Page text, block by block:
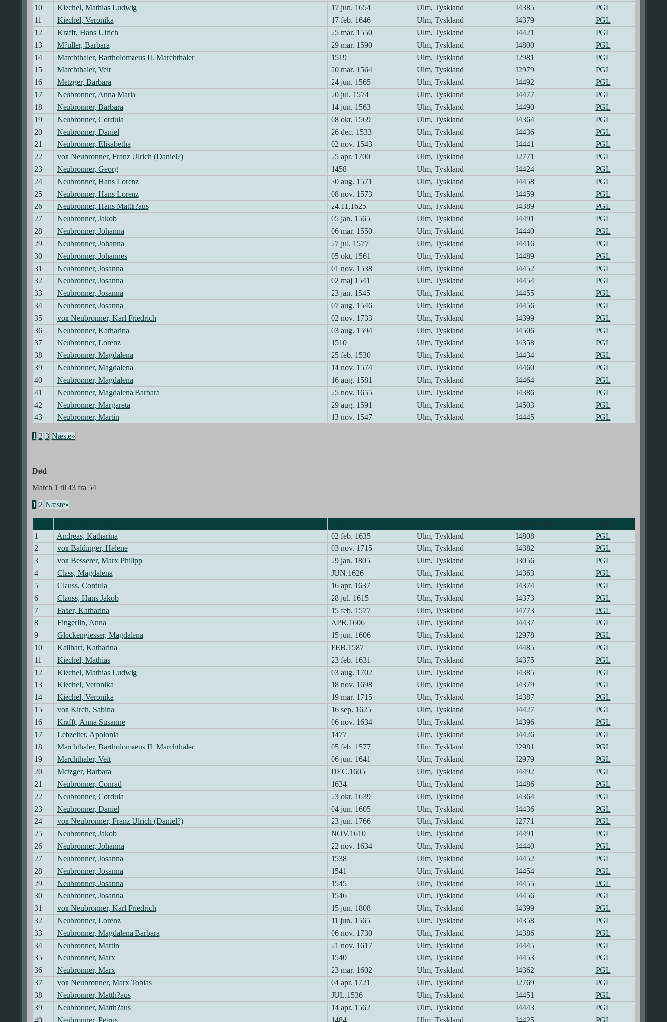
10
Kiechel, Mathias Ludwig 17 jun. 1654 Ulm, Tyskland I4385
PGL
11
Kiechel, Veronika 17 feb. 1646 Ulm, Tyskland I4379
PGL
12
Krafft, Hans Ulrich 25 mar. 1550 Ulm, Tyskland I4421
PGL
13
M?uller, Barbara 29 mar. 1590 Ulm, Tyskland I4800
PGL
14
Marchthaler, Bartholomaeus II. Marchthaler 1519 Ulm, Tyskland I2981
PGL
15
Marchthaler, Veit 20 mar. 1564 Ulm, Tyskland I2979
PGL
16
Metzger, Barbara 24 jun. 1565 Ulm, Tyskland I4492
PGL
17
Neubronner, Anna Maria 20 jul. 1574 Ulm, Tyskland I4477
PGL
18
Neubronner, Barbara 14 jun. 1563 Ulm, Tyskland I4490
PGL
19
Neubronner, Cordula 08 okt. 1569 Ulm, Tyskland I4364
PGL
20
Neubronner, Daniel 26 dec. 1533 Ulm, Tyskland I4436
PGL
21
Neubronner, Elisabetha 02 nov. 1543 Ulm, Tyskland I4441
PGL
22
von Neubronner, Franz Ulrich (Daniel?) 25 apr. 1700 Ulm, Tyskland I2771
PGL
23
Neubronner, Georg 1458 Ulm, Tyskland I4424
PGL
24
Neubronner, Hans Lorenz 30 aug. 1571 Ulm, Tyskland I4458
PGL
25
Neubronner, Hans Lorenz 08 nov. 1573 Ulm, Tyskland I4459
PGL
26
Neubronner, Hans Matth?aus 24.11,1625 Ulm, Tyskland I4389
PGL
27
Neubronner, Jakob 05 jan. 1565 Ulm, Tyskland I4491
PGL
28
Neubronner, Johanna 06 mar. 1550 Ulm, Tyskland I4440
PGL
29
Neubronner, Johanna 27 jul. 1577 Ulm, Tyskland I4416
PGL
30
Neubronner, Johannes 05 okt. 1561 Ulm, Tyskland I4489
PGL
31
Neubronner, Josanna 01 nov. 1538 Ulm, Tyskland I4452
PGL
32
Neubronner, Josanna 02 maj 1541 Ulm, Tyskland I4454
PGL
33
Neubronner, Josanna 23 jan. 1545 Ulm, Tyskland I4455
PGL
34
Neubronner, Josanna 07 aug. 1546 Ulm, Tyskland I4456
PGL
35
von Neubronner, Karl Friedrich 02 nov. 1733 Ulm, Tyskland I4399
PGL
36
Neubronner, Katharina 03 aug. 1594 Ulm, Tyskland I4506
PGL
37
Neubronner, Lorenz 1510 Ulm, Tyskland I4358
PGL
38
Neubronner, Magdalena 25 feb. 1530 Ulm, Tyskland I4434
PGL
39
Neubronner, Magdalena 14 nov. 1574 Ulm, Tyskland I4460
PGL
40
Neubronner, Magdalena 16 aug. 1581 Ulm, Tyskland I4464
PGL
41
Neubronner, Magdalena Barbara 25 nov. 1655 Ulm, Tyskland I4386
PGL
42
Neubronner, Margareta 29 aug. 1591 Ulm, Tyskland I4503
PGL
43
Neubronner, Martin 13 nov. 1547 Ulm, Tyskland I4445 PGL
1 2 3 Næste»
Død
Match 1 til 43 fra 54
1 2 Næste»
Person-ID
Træ
1
Andreas, Katharina 02 feb. 1635 Ulm, Tyskland I4808
PGL
2
von Baldinger, Helene 03 nov. 1715 Ulm, Tyskland I4382
PGL
3
von Besserer, Marx Philipp 29 jan. 1805 Ulm, Tyskland I3056
PGL
4
Class, Magdalena JUN.1626 Ulm, Tyskland I4363
PGL
5
Clauss, Cordula 16 apr. 1637 Ulm, Tyskland I4374
PGL
6
Clauss, Hans Jakob 28 jul. 1615 Ulm, Tyskland I4373
PGL
7
Faber, Katharina 15 feb. 1577 Ulm, Tyskland I4773
PGL
8
Fingerlin, Anna APR.1606 Ulm, Tyskland I4437
PGL
9
Glockengiesser, Magdalena 15 jun. 1606 Ulm, Tyskland I2978
PGL
10
Kallhart, Katharina FEB.1587 Ulm, Tyskland I4485
PGL
11
Kiechel, Mathias 23 feb. 1631 Ulm, Tyskland I4375
PGL
12
Kiechel, Mathias Ludwig 03 aug. 1702 Ulm, Tyskland I4385
PGL
13
Kiechel, Veronika 18 nov. 1698 Ulm, Tyskland I4379
PGL
14
Kiechel, Veronika 19 mar. 1715 Ulm, Tyskland I4387
PGL
15
von Kirch, Sabina 16 sep. 1625 Ulm, Tyskland I4427
PGL
16
Krafft, Anna Susanne 06 nov. 1634 Ulm, Tyskland I4396
PGL
17
Lebzelter, Apolonia 1477 Ulm, Tyskland I4426
PGL
18
Marchthaler, Bartholomaeus II. Marchthaler 05 feb. 1577 Ulm, Tyskland I2981
PGL
19
Marchthaler, Veit 06 jun. 1641 Ulm, Tyskland I2979
PGL
20
Metzger, Barbara DEC.1605 Ulm, Tyskland I4492
PGL
21
Neubronner, Conrad 1634 Ulm, Tyskland I4486
PGL
22
Neubronner, Cordula 23 okt. 1639 Ulm, Tyskland I4364
PGL
23
Neubronner, Daniel 04 jun. 1605 Ulm, Tyskland I4436
PGL
24
von Neubronner, Franz Ulrich (Daniel?) 23 jun. 1766 Ulm, Tyskland I2771
PGL
25
Neubronner, Jakob NOV.1610 Ulm, Tyskland I4491
PGL
26
Neubronner, Johanna 22 nov. 1634 Ulm, Tyskland I4440
PGL
27
Neubronner, Josanna 1538 Ulm, Tyskland I4452
PGL
28
Neubronner, Josanna 1541 Ulm, Tyskland I4454
PGL
29
Neubronner, Josanna 1545 Ulm, Tyskland I4455
PGL
30
Neubronner, Josanna 1546 Ulm, Tyskland I4456
PGL
31
von Neubronner, Karl Friedrich 15 jun. 1808 Ulm, Tyskland I4399
PGL
32
Neubronner, Lorenz 11 jun. 1565 Ulm, Tyskland I4358
PGL
33
Neubronner, Magdalena Barbara 06 nov. 1730 Ulm, Tyskland I4386
PGL
34
Neubronner, Martin 21 nov. 1617 Ulm, Tyskland I4445
PGL
35
Neubronner, Marx 1540 Ulm, Tyskland I4453
PGL
36
Neubronner, Marx 23 mar. 1602 Ulm, Tyskland I4362
PGL
37
von Neubronner, Marx Tobias 04 apr. 1721 Ulm, Tyskland I2769
PGL
38
Neubronner, Matth?aus JUL.1536 Ulm, Tyskland I4451
PGL
39
Neubronner, Matth?aus 14 apr. 1562 Ulm, Tyskland I4443
PGL
40
Neubronner, Petrus 1484 Ulm, Tyskland I4425 PGL